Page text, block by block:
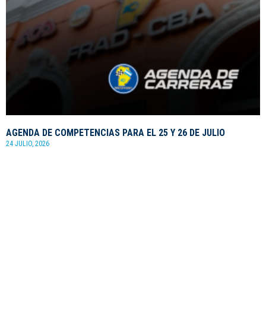
AGENDA DE COMPETENCIAS PARA EL 25 Y 26 DE JULIO
24 JULIO, 2026